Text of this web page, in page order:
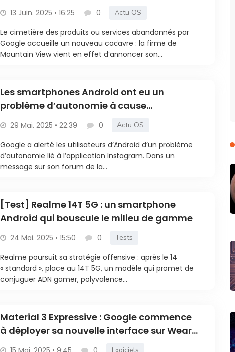
13 Juin. 2025 • 16:25 0 Actu OS
Le cimetière des produits ou services abandonnés par
Google accueille un nouveau cadavre : la firme de
Mountain View vient en effet d’annoncer son...
Les smartphones Android ont eu un
problème d’autonomie à cause
29 Mai. 2025 • 22:39 0 Actu OS
Google a alerté les utilisateurs d’Android d’un problème
d’autonomie lié à l’application Instagram. Dans un
message sur son forum de la...
[Test] Realme 14T 5G : un smartphone
Android qui bouscule le milieu de gamme
24 Mai. 2025 • 15:50 0 Tests
Realme poursuit sa stratégie offensive : après le 14
« standard », place au 14T 5G, un modèle qui promet de
conjuguer ADN gamer, polyvalence...
Material 3 Expressive : Google commence
à déployer sa nouvelle interface sur Wear
15 Mai. 2025 • 9:45 0 Logiciels